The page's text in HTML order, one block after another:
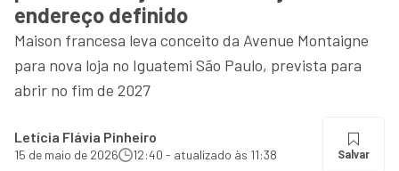
endereço definido
Maison francesa leva conceito da Avenue Montaigne
para nova loja no Iguatemi São Paulo, prevista para
abrir no fim de 2027
Letícia Flávia Pinheiro
15 de maio de 2026 12:40 - atualizado às 11:38 Salvar